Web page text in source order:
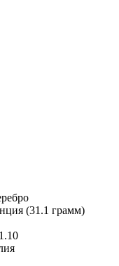
(31.1 грамм)